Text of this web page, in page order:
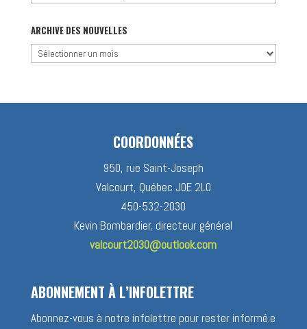
catégorie
ARCHIVE DES NOUVELLES
Archive
COORDONNÉES
950, rue Saint-Joseph
Valcourt, Québec J0E 2L0
450-532-2030
Kevin Bombardier, directeur général
valcourt2030@outlook.com
ABONNEMENT À L’INFOLETTRE
Abonnez-vous à notre infolettre pour rester informé.e